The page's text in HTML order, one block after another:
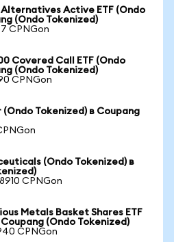
Active ETF (Ondo
(Ondo Tokenized)
CPNGon
Covered Call ETF (Ondo
(Ondo Tokenized)
CPNGon
Tokenized) в Coupang
(Ondo Tokenized) в
CPNGon
Metals Basket Shares ETF
(Ondo Tokenized)
CPNGon